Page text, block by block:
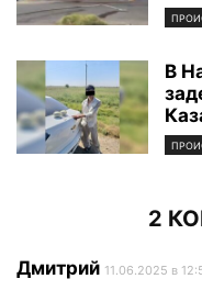
В
2
Дмитрий 11.06.2025 в